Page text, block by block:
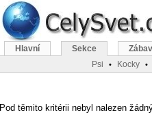
Pod těmito kritérii nebyl nalezen
Hlavní Sekce
Psi
• Kocky •